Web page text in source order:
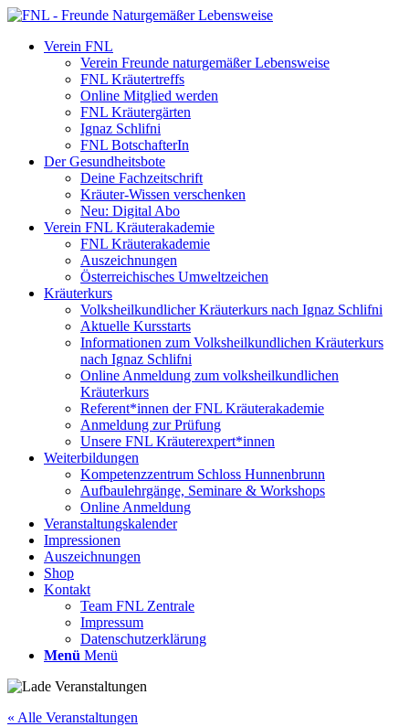
Verein FNL
Verein Freunde naturgemäßer Lebensweise
FNL Kräutertreffs
Online Mitglied werden
FNL Kräutergärten
Ignaz Schlifni
FNL BotschafterIn
Der Gesundheitsbote
Deine Fachzeitschrift
Kräuter-Wissen verschenken
Neu: Digital Abo
Verein FNL Kräuterakademie
FNL Kräuterakademie
Auszeichnungen
Österreichisches Umweltzeichen
Kräuterkurs
Volksheilkundlicher Kräuterkurs nach Ignaz Schlifni
Aktuelle Kursstarts
Informationen zum Volksheilkundlichen Kräuterkurs
nach Ignaz Schlifni
Online Anmeldung zum volksheilkundlichen
Kräuterkurs
Referent*innen der FNL Kräuterakademie
Anmeldung zur Prüfung
Unsere FNL Kräuterexpert*innen
Weiterbildungen
Kompetenzzentrum Schloss Hunnenbrunn
Aufbaulehrgänge, Seminare & Workshops
Online Anmeldung
Veranstaltungskalender
Impressionen
Auszeichnungen
Shop
Kontakt
Team FNL Zentrale
Impressum
Datenschutzerklärung
Menü Menü
« Alle Veranstaltungen